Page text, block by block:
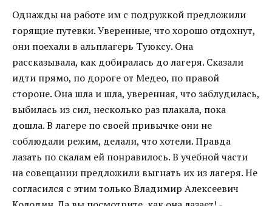
Однажды на работе им с подружкой предложили
горящие путевки. Уверенные, что хорошо отдохнут,
они поехали в альплагерь Туюксу. Она
рассказывала, как добиралась до лагеря. Сказали
идти прямо, по дороге от Медео, по правой
стороне. Она шла и шла, уверенная, что заблудилась,
выбилась из сил, несколько раз плакала, пока
дошла. В лагере по своей привычке они не
соблюдали режим, делали, что хотели. Правда
лазать по скалам ей понравилось. В учебной части
на совещании предложили выгнать их из лагеря. Не
согласился с этим только Владимир Алексеевич